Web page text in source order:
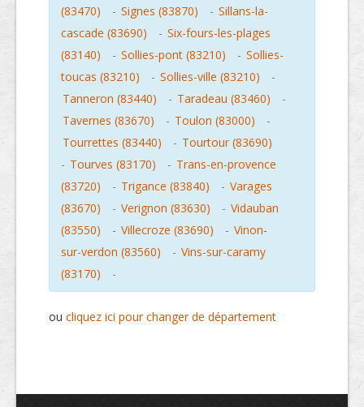
(83470)
- Signes (83870) - Sillans-la-
cascade (83690)
- Six-fours-les-plages
(83140)
- Sollies-pont (83210) - Sollies-
toucas (83210)
- Sollies-ville (83210)
-
Tanneron (83440)
- Taradeau (83460)
-
Tavernes (83670)
- Toulon (83000)
-
Tourrettes (83440)
- Tourtour (83690)
- Tourves (83170) - Trans-en-provence
(83720)
- Trigance (83840) - Varages
(83670)
- Verignon (83630) - Vidauban
(83550)
- Villecroze (83690) - Vinon-
sur-verdon (83560)
- Vins-sur-caramy
(83170)
-
ou cliquez ici pour changer de département